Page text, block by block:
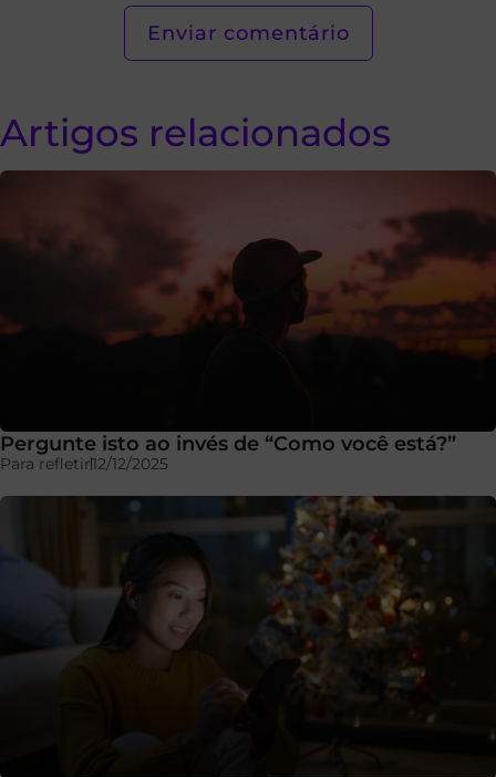
Artigos relacionados
Pergunte isto ao invés de “Como você está?”
Para refletir12/12/2025